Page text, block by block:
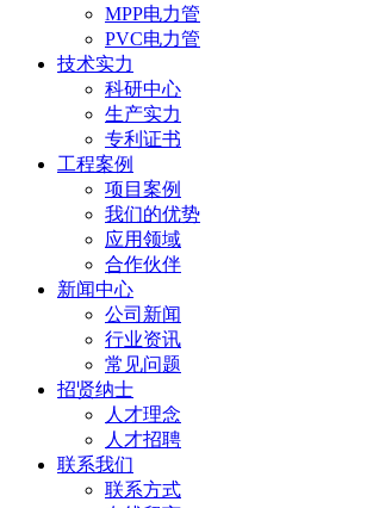
MPP电力管
PVC电力管
技术实力
科研中心
生产实力
专利证书
工程案例
项目案例
我们的优势
应用领域
合作伙伴
新闻中心
公司新闻
行业资讯
常见问题
招贤纳士
人才理念
人才招聘
联系我们
联系方式